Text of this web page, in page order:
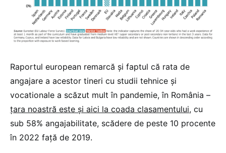
Raportul european remarcă și faptul că rata de
angajare a acestor tineri cu studii tehnice și
vocationale a scăzut mult în pandemie, în România –
țara noastră este și aici la coada clasamentului, cu
sub 58% angajabilitate, scădere de peste 10 procente
în 2022 față de 2019.